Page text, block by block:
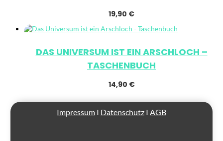
Übersicht
Der
19,90 €
DAS UNIVERSUM IST EIN ARSCHLOCH –
TASCHENBUCH
14,90 €
Impressum I Datenschutz I AGB